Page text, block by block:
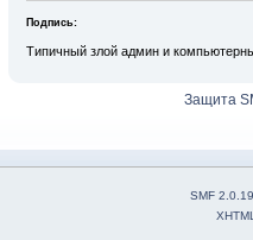
Подпись:
Типичный злой админ и
Защита
SMF 2.0.19